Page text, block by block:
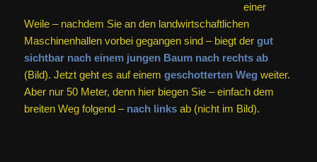
einer
Weile – nachdem Sie an den landwirtschaftlichen
Maschinenhallen vorbei gegangen sind – biegt der gut
sichtbar nach einem jungen Baum nach rechts ab
(Bild). Jetzt geht es auf einem geschotterten Weg weiter.
Aber nur 50 Meter, denn hier biegen Sie – einfach dem
breiten Weg folgend – nach linksab (nicht im Bild).